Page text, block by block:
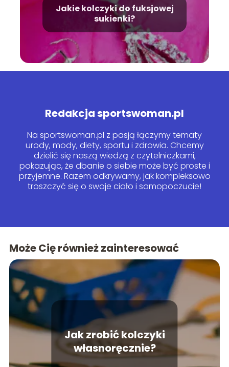
Jakie kolczyki do fuksjowej
sukienki?
Redakcja sportswoman.pl
Na sportswoman.pl z pasją łączymy tematy
urody, mody, diety, sportu i zdrowia. Chcemy
dzielić się naszą wiedzą z czytelniczkami,
pokazując, że dbanie o siebie może być proste i
przyjemne. Razem odkrywamy, jak kompleksowo
troszczyć się o swoje ciało i samopoczucie!
Może Cię również zainteresować
Jak zrobić kolczyki
własnoręcznie?